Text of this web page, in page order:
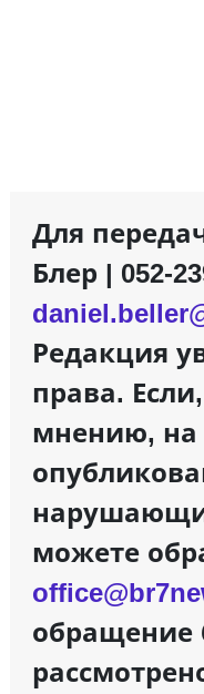
Для
Блер | 052-
Редакция
права.
мнению, на
можете
обращение